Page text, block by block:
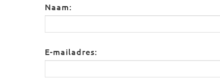
Naam:
E-mailadres: